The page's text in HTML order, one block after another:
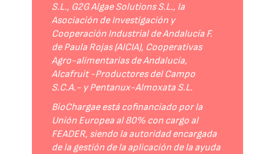
S.L., G2G Algae Solutions S.L., la
Asociación de Investigación y
Cooperación Industrial de Andalucía F.
de Paula Rojas (AICIA), Cooperativas
Agro-alimentarias de Andalucía,
Alcafruit -Productores del Campo
S.C.A.- y Pentanux-Almoxata S.L.
BioChargae está cofinanciado por la
Unión Europea al 80% con cargo al
FEADER, siendo la autoridad encargada
de la gestión de la aplicación de la ayuda